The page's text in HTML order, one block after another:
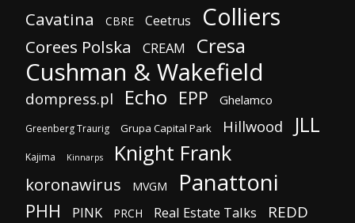
Cavatina CBRE Ceetrus Colliers
Corees Polska CREAM Cresa
Cushman & Wakefield
dompress.pl Echo EPP Ghelamco
Greenberg Traurig Grupa Capital Park Hillwood JLL
Kajima Kinnarps Knight Frank
koronawirus MVGM Panattoni
PHH PINK PRCH Real Estate Talks REDD